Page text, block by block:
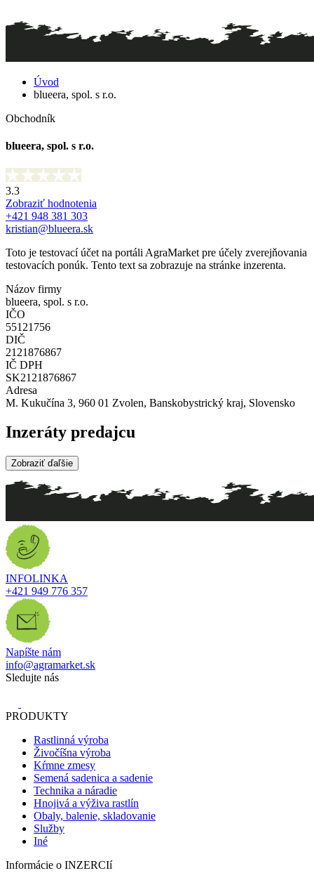
Úvod
blueera, spol. s r.o.
Obchodník
blueera, spol. s r.o.
3.3
Zobraziť hodnotenia
+421 948 381 303
kristian@blueera.sk
Toto je testovací účet na portáli AgraMarket pre účely zverejňovania
testovacích ponúk. Tento text sa zobrazuje na stránke inzerenta.
Názov firmy
blueera, spol. s r.o.
IČO
55121756
DIČ
2121876867
IČ DPH
SK2121876867
Adresa
M. Kukučína 3, 960 01 Zvolen, Banskobystrický kraj, Slovensko
Inzeráty predajcu
Zobraziť ďaľšie
INFOLINKA
+421 949 776 357
Napíšte nám
info@agramarket.sk
Sledujte nás
PRODUKTY
Rastlinná výroba
Živočíšna výroba
Kŕmne zmesy
Semená sadenica a sadenie
Technika a náradie
Hnojivá a výživa rastlín
Obaly, balenie, skladovanie
Služby
Iné
Informácie o INZERCIí